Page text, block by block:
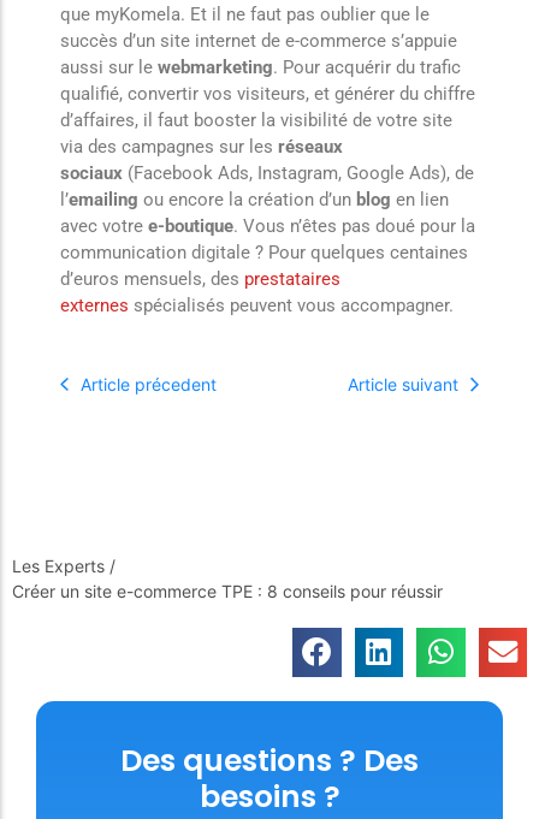
que myKomela. Et il ne faut pas oublier que le
succès d’un site internet de e-commerce s’appuie
aussi sur le webmarketing. Pour acquérir du trafic
qualifié, convertir vos visiteurs, et générer du chiffre
d’affaires, il faut booster la visibilité de votre site
via des campagnes sur les réseaux
sociaux (Facebook Ads, Instagram, Google Ads), de
l’emailing ou encore la création d’un blog en lien
avec votre e-boutique. Vous n’êtes pas doué pour la
communication digitale ? Pour quelques centaines
d’euros mensuels, des prestataires
externes spécialisés peuvent vous accompagner.
Article précedent Article suivant
Les Experts /
Créer un site e-commerce TPE : 8 conseils pour réussir
Des questions ? Des
besoins ?